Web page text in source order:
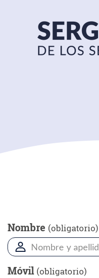
Nombre (obligatorio)
Móvil (obligatorio)